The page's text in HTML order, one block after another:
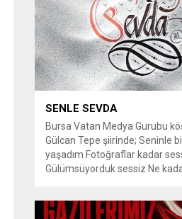
talebiyle TBMM Dilekçe
Cumhurbaşkanlığı İletişim
(CİMER) üzerinden resmi
yapılması çağrısında
dönemde sosyal medya
en çok konuşulan konular
SENLE SEVDA
Bursa Vatan Medya Gurubu
Gülcan Tepe şiirinde; Seninle
yaşadım Fotoğraflar kadar
Gülümsüyorduk sessiz Ne
bakışın yetiyordu gözlerime